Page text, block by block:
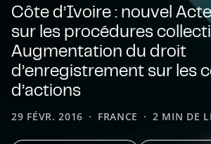
Côte d’Ivoire : nouvel
sur les procédures
Augmentation du droit
d’enregistrement sur les
d’actions
29 FÉVR. 2016 FRANCE 2 MIN DE